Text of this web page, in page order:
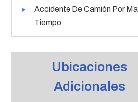
Accidente De Camión Por Mal
Tiempo
Ubicaciones
Adicionales